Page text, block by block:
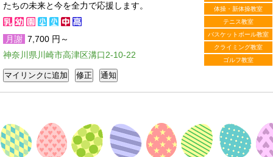
体操・新体操教室
テニス教室
バスケットボール教室
クライミング教室
ゴルフ教室
たちの未来と今を全力で応援します。
月謝 7,700 円～
神奈川県川崎市高津区溝口2-10-22